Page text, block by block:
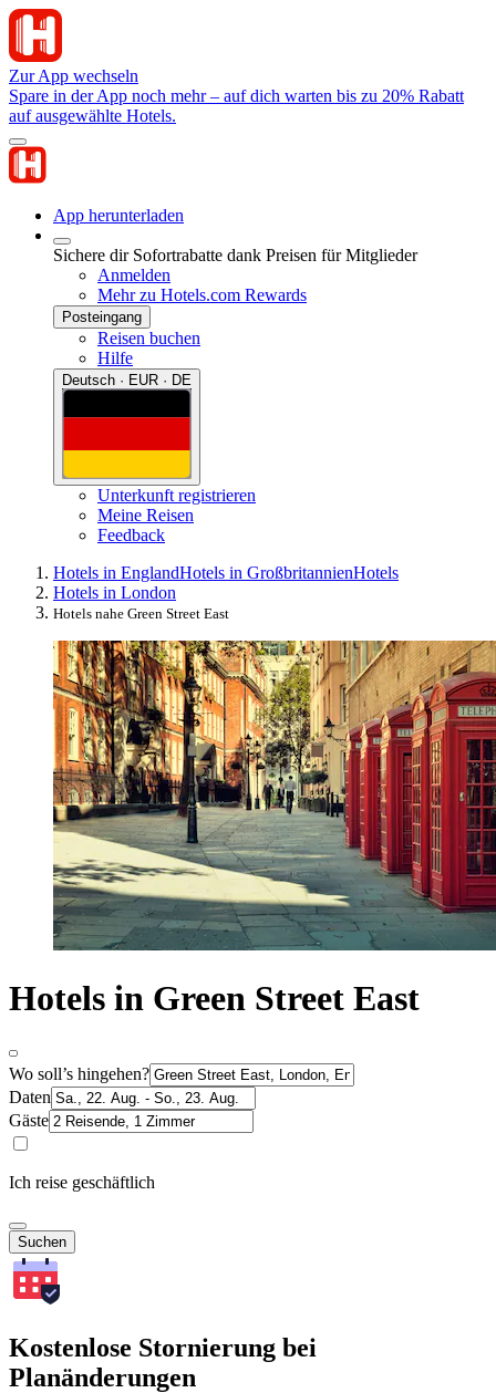
Zur App wechseln
Spare in der App noch mehr – auf dich warten bis zu 20% Rabatt
auf ausgewählte Hotels.
App herunterladen
Sichere dir Sofortrabatte dank Preisen für Mitglieder
Anmelden
Mehr zu Hotels.com Rewards
Posteingang
Reisen buchen
Hilfe
Deutsch · EUR · DE
Unterkunft registrieren
Meine Reisen
Feedback
Hotels in EnglandHotels in GroßbritannienHotels
Hotels in London
Hotels nahe Green Street East
Hotels in Green Street East
Wo soll’s hingehen?
Daten
Gäste
Ich reise geschäftlich
Suchen
Kostenlose Stornierung bei
Planänderungen